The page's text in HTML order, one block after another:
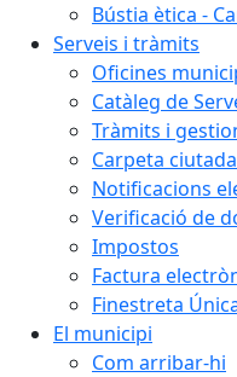
Bústia ètica -
Serveis i tràmits
Oficines
Catàleg de
Tràmits i
Carpeta
Notificacions
Verificació de
Impostos
Factura
Finestreta
El municipi
Com arribar-hi